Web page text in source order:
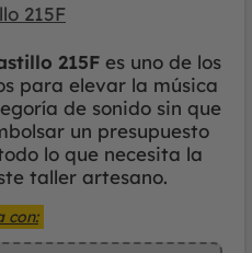
215F
215F es uno de los
para elevar la música
de sonido sin que
un presupuesto
lo que necesita la
taller artesano.
con: